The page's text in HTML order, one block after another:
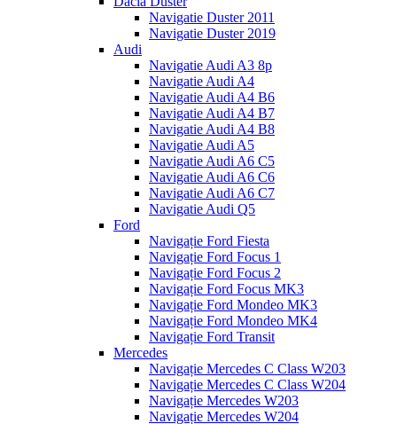
Navigatie Duster 2011
Navigatie Duster 2019
Audi
Navigatie Audi A3 8p
Navigatie Audi A4
Navigatie Audi A4 B6
Navigatie Audi A4 B7
Navigatie Audi A4 B8
Navigatie Audi A5
Navigatie Audi A6 C5
Navigatie Audi A6 C6
Navigatie Audi A6 C7
Navigatie Audi Q5
Ford
Navigație Ford Fiesta
Navigație Ford Focus 1
Navigație Ford Focus 2
Navigație Ford Focus MK3
Navigație Ford Mondeo MK3
Navigație Ford Mondeo MK4
Navigație Ford Transit
Mercedes
Navigație Mercedes C Class W203
Navigație Mercedes C Class W204
Navigație Mercedes W203
Navigație Mercedes W204